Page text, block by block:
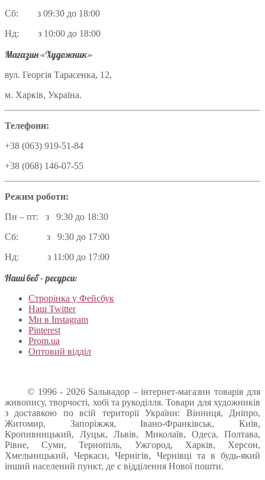
Сб: з 09:30 до 18:00
Нд: з 10:00 до 18:00
Магазин «Художник»
вул. Георгія Тарасенка, 12,
м. Харків, Україна.
Телефони:
+38 (063) 919-51-84
+38 (068) 146-07-55
Режим роботи:
Пн – пт: з 9:30 до 18:30
Сб: з 9:30 до 17:00
Нд: з 11:00 до 17:00
Наші веб – ресурси:
Строрінка у Фейсбук
Наш Twitter
Ми в Instagram
Pinterest
Prom.ua
Оптовий відділ
© 1996 - 2026 Sальвадор – інтернет-магазин товарів для
живопису, творчості, хобі та рукоділля. Товари для художників
з доставкою по всій території України: Вінниця, Дніпро,
Житомир, Запоріжжя, Івано-Франківськ, Київ,
Кропивницький, Луцьк, Львів, Миколаїв, Одеса, Полтава,
Рівне, Суми, Тернопіль, Ужгород, Харків, Херсон,
Хмельницький, Черкаси, Чернігів, Чернівці та в будь-який
інший населений пункт, де є відділення Нової пошти.